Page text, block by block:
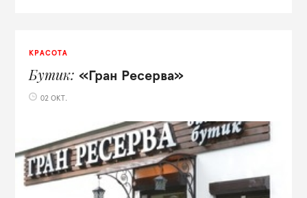
КРАСОТА
Бутик «Гран Ресерва»
02 ОКТ.